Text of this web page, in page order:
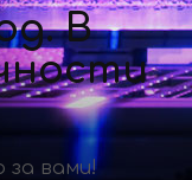
В
за вами!